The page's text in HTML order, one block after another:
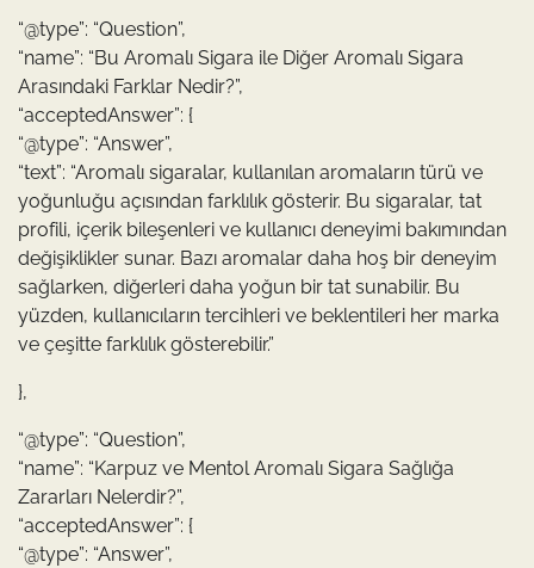
“@type”: “Question”,
“name”: “Bu Aromalı Sigara ile Diğer Aromalı Sigara
Arasındaki Farklar Nedir?”,
“acceptedAnswer”: {
“@type”: “Answer”,
“text”: “Aromalı sigaralar, kullanılan aromaların türü ve
yoğunluğu açısından farklılık gösterir. Bu sigaralar, tat
profili, içerik bileşenleri ve kullanıcı deneyimi bakımından
değişiklikler sunar. Bazı aromalar daha hoş bir deneyim
sağlarken, diğerleri daha yoğun bir tat sunabilir. Bu
yüzden, kullanıcıların tercihleri ve beklentileri her marka
ve çeşitte farklılık gösterebilir.”
},
“@type”: “Question”,
“name”: “Karpuz ve Mentol Aromalı Sigara Sağlığa
Zararları Nelerdir?”,
“acceptedAnswer”: {
“@type”: “Answer”,